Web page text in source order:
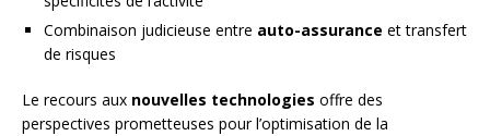
Combinaison judicieuse entre auto-assurance et transfert
de risques
Le recours aux nouvelles technologies offre des
perspectives prometteuses pour l’optimisation de la